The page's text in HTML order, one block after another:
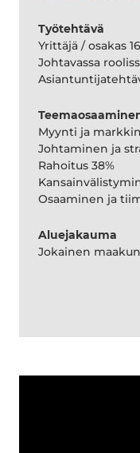
Työtehtävä
Yrittäjä / osakas
Johtavassa
Myynti ja
Johtaminen ja
Rahoitus 38%
Osaaminen ja
Aluejakauma
Jokainen